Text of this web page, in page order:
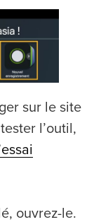
sur le site
l’outil,
ouvrez-le.